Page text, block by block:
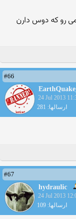
رو که دوس دارن
#66
24 Jul 2013
ارسالها: 281
#67
hydraulic
24 Jul 2013
ارسالها: 109